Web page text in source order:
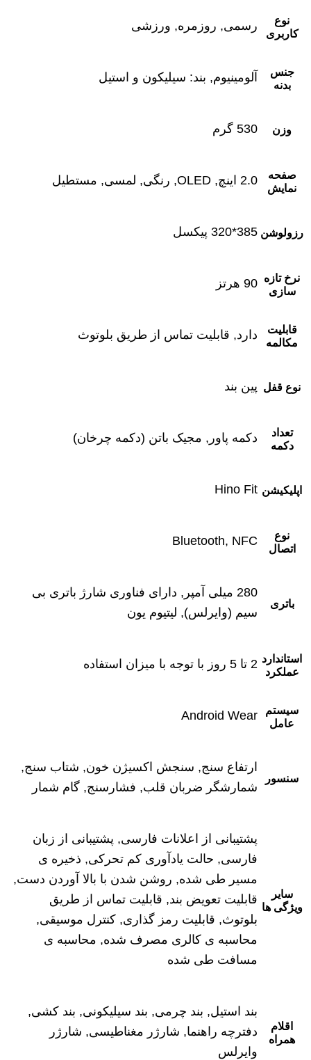
نوع
کاربری
رسمی, روزمره, ورزشی
جنس
بدنه
آلومینیوم, بند: سیلیکون و استیل
وزن 530 گرم
صفحه
نمایش
2.0 اینچ, OLED, رنگی, لمسی, مستطیل
رزولوشن 385*320 پیکسل
نرخ تازه
سازی
90 هرتز
قابلیت
مکالمه
دارد, قابلیت تماس از طریق بلوتوث
نوع قفل پین ‌بند
تعداد
دکمه
دکمه پاور, مجیک باتن (دکمه چرخان)
اپلیکیشن Hino Fit
نوع
اتصال
Bluetooth, NFC
باتری
280 میلی آمپر, دارای فناوری شارژ باتری بی
سیم (وایرلس), لیتیوم یون
استاندارد
عملکرد
2 تا 5 روز با توجه با میزان استفاده
سیستم
عامل
Android Wear
سنسور
ارتفاع سنج, سنجش اکسیژن خون, شتاب سنج,
شمارشگر ضربان قلب, فشارسنج, گام شمار
سایر
ویژگی ها
پشتیبانی از اعلانات فارسی, پشتیبانی از زبان
فارسی, حالت یادآوری کم تحرکی, ذخیره‌ ی
مسیر طی شده, روشن شدن با بالا آوردن دست,
قابلیت تعویض بند, قابلیت تماس از طریق
بلوتوث, قابلیت رمز گذاری, کنترل موسیقی,
محاسبه ‌ی کالری مصرف شده, محاسبه‌ ی
مسافت طی شده
اقلام
همراه
بند استیل, بند چرمی, بند سیلیکونی, بند کشی,
دفترچه راهنما, شارژر مغناطیسی, شارژر
وایرلس